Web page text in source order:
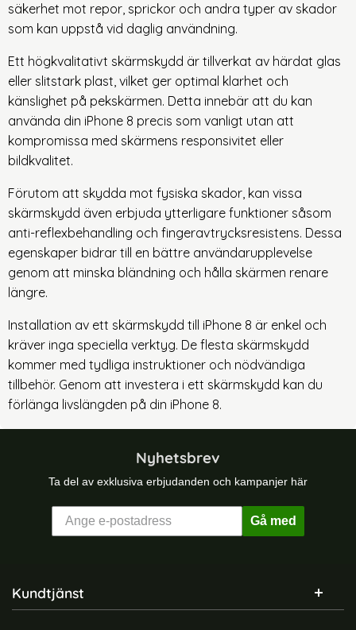
säkerhet mot repor, sprickor och andra typer av skador
som kan uppstå vid daglig användning.
Ett högkvalitativt skärmskydd är tillverkat av härdat glas
eller slitstark plast, vilket ger optimal klarhet och
känslighet på pekskärmen. Detta innebär att du kan
använda din iPhone 8 precis som vanligt utan att
kompromissa med skärmens responsivitet eller
bildkvalitet.
Förutom att skydda mot fysiska skador, kan vissa
skärmskydd även erbjuda ytterligare funktioner såsom
anti-reflexbehandling och fingeravtrycksresistens. Dessa
egenskaper bidrar till en bättre användarupplevelse
genom att minska bländning och hålla skärmen renare
längre.
Installation av ett skärmskydd till iPhone 8 är enkel och
kräver inga speciella verktyg. De flesta skärmskydd
kommer med tydliga instruktioner och nödvändiga
tillbehör. Genom att investera i ett skärmskydd kan du
förlänga livslängden på din iPhone 8.
Nyhetsbrev
Ta del av exklusiva erbjudanden och kampanjer här
Gå med
Sidfot Blandad info och länkar
Kundtjänst